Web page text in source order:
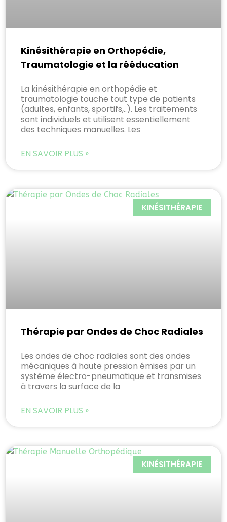
Kinésithérapie en Orthopédie,
Traumatologie et la rééducation
La kinésithérapie en orthopédie et
traumatologie touche tout type de patients
(adultes, enfants, sportifs,..). Les traitements
sont individuels et utilisent essentiellement
des techniques manuelles. Les
EN SAVOIR PLUS »
KINÉSITHÉRAPIE
Thérapie par Ondes de Choc Radiales
Les ondes de choc radiales sont des ondes
mécaniques à haute pression émises par un
système électro-pneumatique et transmises
à travers la surface de la
EN SAVOIR PLUS »
KINÉSITHÉRAPIE